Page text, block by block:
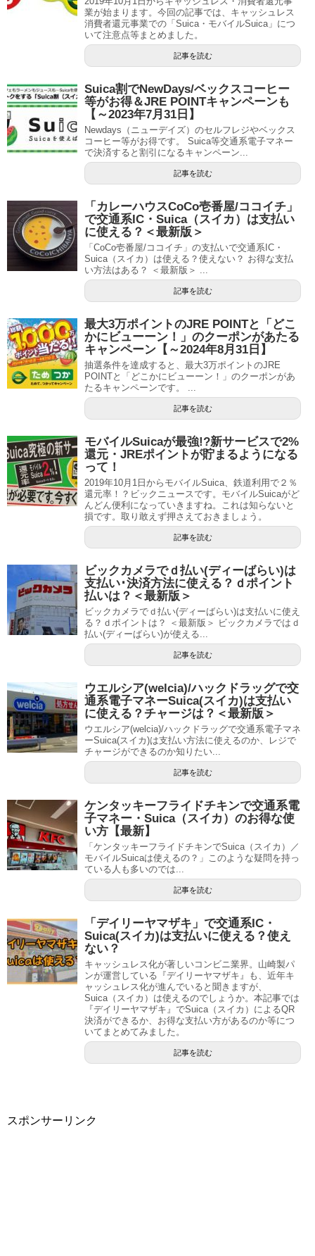
業が始まります。今回の記事では、キャッシュレス
消費者還元事業での「Suica・モバイルSuica」につ
いて注意点等まとめました。
記事を読む
Suica割でNewDays/ベックスコーヒー
等がお得＆JRE POINTキャンペーンも
【～2023年7月31日】
Newdays（ニューデイズ）のセルフレジやベックス
コーヒー等がお得です。 Suica等交通系電子マネー
で決済すると割引になるキャンペーン...
記事を読む
「カレーハウスCoCo壱番屋/ココイチ」
で交通系IC・Suica（スイカ）は支払い
に使える？＜最新版＞
「CoCo壱番屋/ココイチ」の支払いで交通系IC・
Suica（スイカ）は使える？使えない？ お得な支払
い方法はある？ ＜最新版＞ ...
記事を読む
最大3万ポイントのJRE POINTと「どこ
かにビューーン！」のクーポンがあたる
キャンペーン【～2024年8月31日】
抽選条件を達成すると、最大3万ポイントのJRE
POINTと「どこかにビューーン！」のクーポンがあ
たるキャンペーンです。 ...
記事を読む
モバイルSuicaが最強!?新サービスで2%
還元・JREポイントが貯まるようになる
って！
2019年10月1日からモバイルSuica、鉄道利用で２％
還元率！？ビックニュースです。モバイルSuicaがど
んどん便利になっていきますね。これは知らないと
損です。取り敢えず押さえておきましょう。
記事を読む
ビックカメラでｄ払い(ディーばらい)は
支払い･決済方法に使える？ｄポイント
払いは？＜最新版＞
ビックカメラでｄ払い(ディーばらい)は支払いに使え
る？ｄポイントは？ ＜最新版＞ ビックカメラではｄ
払い(ディーばらい)が使える...
記事を読む
ウエルシア(welcia)/ハックドラッグで交
通系電子マネーSuica(スイカ)は支払い
に使える？チャージは？＜最新版＞
ウエルシア(welcia)/ハックドラッグで交通系電子マネ
ーSuica(スイカ)は支払い方法に使えるのか、レジで
チャージができるのか知りたい...
記事を読む
ケンタッキーフライドチキンで交通系電
子マネー・Suica（スイカ）のお得な使
い方【最新】
「ケンタッキーフライドチキンでSuica（スイカ）／
モバイルSuicaは使えるの？」このような疑問を持っ
ている人も多いのでは...
記事を読む
「デイリーヤマザキ」で交通系IC・
Suica(スイカ)は支払いに使える？使え
ない？
キャッシュレス化が著しいコンビニ業界。山崎製パ
ンが運営している『デイリーヤマザキ』も、近年キ
ャッシュレス化が進んでいると聞きますが、
Suica（スイカ）は使えるのでしょうか。本記事では
『デイリーヤマザキ』でSuica（スイカ）によるQR
決済ができるか、お得な支払い方があるのか等につ
いてまとめてみました。
記事を読む
スポンサーリンク